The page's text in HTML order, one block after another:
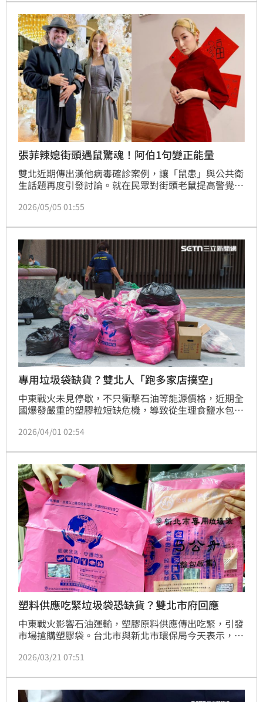
Money交通乘車碼支付車資，提供更多元的手機支付選
擇。
張菲辣媳街頭遇鼠驚魂！阿伯1句變正能量
雙北近期傳出漢他病毒確診案例，讓「鼠患」與公共衛
生話題再度引發討論。就在民眾對街頭老鼠提高警覺之
一段「遇鼠驚魂」，卻意外被路人一句話神轉折，從驚
很正能量的事。」
2026/05/05 01:55
專用垃圾袋缺貨？雙北人「跑多家店撲空」
中東戰火未見停歇，不只衝擊石油等能源價格，近期全
國爆發嚴重的塑膠粒短缺危機，導致從生理食鹽水包
怨，專用垃圾袋很難買，甚至連台北市議員李明賢也親
真的變成搶手貨，真是頭大」。
2026/04/01 02:54
塑料供應吃緊垃圾袋恐缺貨？雙北市府回應
中東戰火影響石油運輸，塑膠原料供應傳出吃緊，引發
市場搶購塑膠袋。台北市與新北市環保局今天表示，專
慌。
2026/03/21 07:51